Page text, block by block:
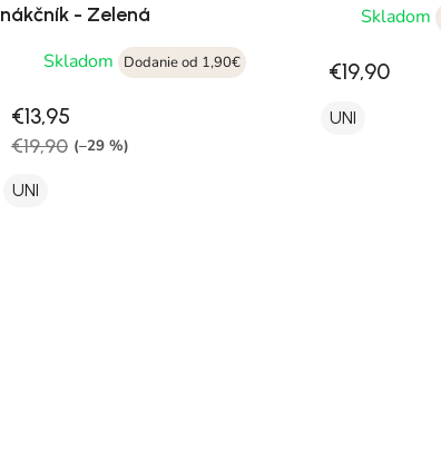
nákčník - Zelená
Skladom Dodanie od 1,90€
€13,95
€19,90 (–29 %)
UNI
Skladom
€19,90
UNI